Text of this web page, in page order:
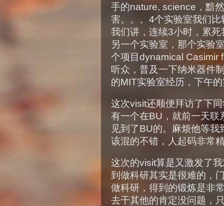
手的nature, science，黯
害。。。4个实验室我们
我们讲，连续3小时，累
另一个实验室，那个实验
个项目dynamical Casimir
听众，普及一下纳米器件
的MIT实验室经历，下午
这次visit还顺便拜访了下
有一个在BU，就前一天联
见到了BU的。麻烦他等
该混的不错，人起码非常
这次的visit算是又激发了
到做科研其实是很难的，
做科研，得到的锻炼是非
去干其他的肯定没问题，